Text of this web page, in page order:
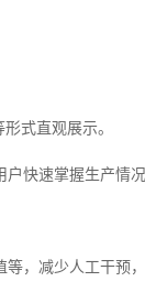
式直观展示。
快速掌握生产情况
，减少人工干预，